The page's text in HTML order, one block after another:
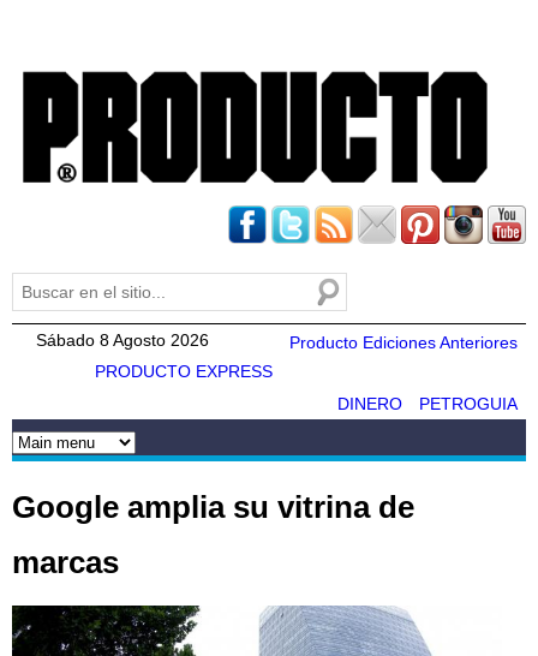
Formulario de búsqueda
Buscar
Sábado 8 Agosto 2026
Producto Ediciones Anteriores
PRODUCTO EXPRESS
PETROGUIA
DINERO
Google amplia su vitrina de
marcas